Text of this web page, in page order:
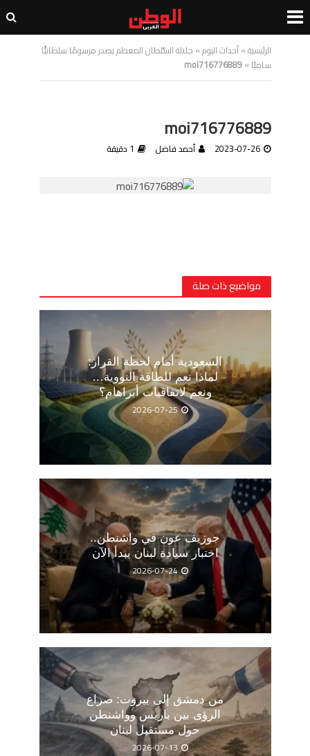
الرئيسية»أحداث اليوم» جلالة السُّلطان المعظم يصدر مرسومًا سلطانيًّا
ساميًا»
moi716776889
moi716776889
2023-07-26 أحمد فاضل 1 دقيقة
مواضيع ذات صلة
السعودية أمام لحظة القرار:
لماذا نعم للطاقة النووية…
ونعم لاتفاقيات أبراهام؟
2026-07-25
جوزيف عون في واشنطن..
اختبار سيادة لبنان يبدأ الآن
2026-07-24
من دمشق إلى بيروت: صراع
الرؤى بين باريس وواشنطن
حول مستقبل لبنان
2026-07-13